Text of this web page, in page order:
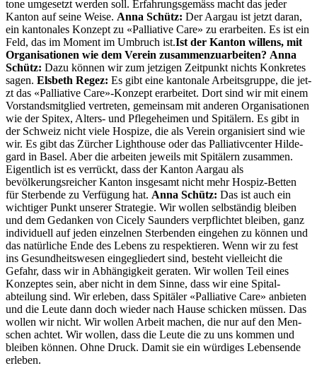
tone umge­set­zt wer­den soll. Erfahrungs­gemäss macht das jed­er
Kan­ton auf seine Weise. Anna Schütz: Der Aar­gau ist jet­zt daran,
ein kan­tonales Konzept zu «Pal­lia­tive Care» zu erar­beit­en. Es ist ein
Feld, das im Moment im Umbruch ist.Ist der Kan­ton wil­lens, mit
Organ­i­sa­tio­nen wie dem Vere­in zusam­men­zuar­beit­en? Anna
Schütz: Dazu kön­nen wir zum jet­zi­gen Zeit­punkt nichts Konkretes
sagen. Els­beth Regez: Es gibt eine kan­tonale Arbeits­gruppe, die jet­
zt das «Pal­lia­tive Care»-Konzept erar­beit­et. Dort sind wir mit einem
Vor­standsmit­glied vertreten, gemein­sam mit anderen Organ­i­sa­tio­nen
wie der Spi­tex, Alters- und Pflege­heimen und Spitälern. Es gibt in
der Schweiz nicht viele Hos­pize, die als Vere­in organ­isiert sind wie
wir. Es gibt das Zürcher Light­house oder das Pal­lia­tiv­cen­ter Hilde­
gard in Basel. Aber die arbeit­en jew­eils mit Spitälern zusam­men.
Eigentlich ist es ver­rückt, dass der Kan­ton Aar­gau als
bevölkerungsre­ich­er Kan­ton ins­ge­samt nicht mehr Hos­piz-Bet­ten
für Ster­bende zu Ver­fü­gung hat. Anna Schütz: Das ist auch ein
wichtiger Punkt unser­er Strate­gie. Wir wollen selb­ständig bleiben
und dem Gedanken von Cice­ly Saun­ders verpflichtet bleiben, ganz
indi­vidu­ell auf jeden einzel­nen Ster­ben­den einge­hen zu kön­nen und
das natür­liche Ende des Lebens zu respek­tieren. Wenn wir zu fest
ins Gesund­heitswe­sen eingegliedert sind, beste­ht vielle­icht die
Gefahr, dass wir in Abhängigkeit ger­at­en. Wir wollen Teil eines
Konzeptes sein, aber nicht in dem Sinne, dass wir eine Spi­ta­l­
abteilung sind. Wir erleben, dass Spitäler «Pal­lia­tive Care» anbi­eten
und die Leute dann doch wieder nach Hause schick­en müssen. Das
wollen wir nicht. Wir wollen Arbeit machen, die nur auf den Men­
schen achtet. Wir wollen, dass die Leute die zu uns kom­men und
bleiben kön­nen. Ohne Druck. Damit sie ein würdi­ges Lebensende
erleben.